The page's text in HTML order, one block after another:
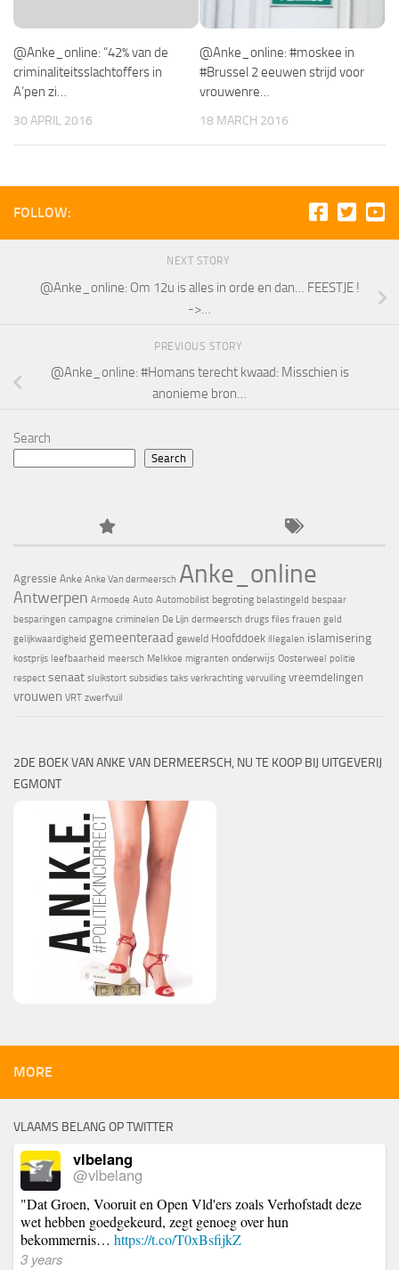
@Anke_online: “42% van de
criminaliteitsslachtoffers in
A’pen zi…
30 APRIL 2016
@Anke_online: #moskee in
#Brussel 2 eeuwen strijd voor
vrouwenre…
18 MARCH 2016
FOLLOW:
NEXT STORY
@Anke_online: Om 12u is alles in orde en dan… FEESTJE !
->…
PREVIOUS STORY
@Anke_online: #Homans terecht kwaad: Misschien is
anonieme bron…
Search
Search
Agressie Anke Anke Van dermeersch Anke_online
Antwerpen Armoede Auto Automobilist begroting belastingeld bespaar
besparingen campagne criminelen De Lijn dermeersch drugs files frauen geld
gelijkwaardigheid gemeenteraad geweld Hoofddoek illegalen islamisering
kostprijs leefbaarheid meersch Melkkoe migranten onderwijs Oosterweel politie
respect senaat sluikstort subsidies taks verkrachting vervuiling vreemdelingen
vrouwen VRT zwerfvuil
2DE BOEK VAN ANKE VAN DERMEERSCH, NU TE KOOP BIJ UITGEVERIJ
EGMONT
MORE
VLAAMS BELANG OP TWITTER
vlbelang
@vlbelang
"Dat Groen, Vooruit en Open Vld'ers zoals Verhofstadt deze
wet hebben goedgekeurd, zegt genoeg over hun
bekommernis… https://t.co/T0xBsfijkZ
3 years